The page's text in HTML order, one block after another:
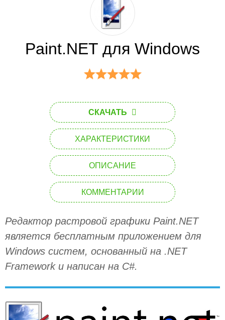
Paint.NET для Windows
СКАЧАТЬ
ХАРАКТЕРИСТИКИ
ОПИСАНИЕ
КОММЕНТАРИИ
Редактор растровой графики Paint.NET
является бесплатным приложением для
Windows систем, основанный на .NET
Framework и написан на C#.